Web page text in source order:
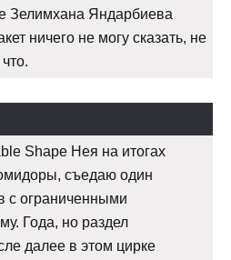
Зелимхана Яндарбиева
ничего не могу сказать, не
Shape Нея на итогах
съедаю один
с ограниченными
Года, но раздел
далее в этом цирке